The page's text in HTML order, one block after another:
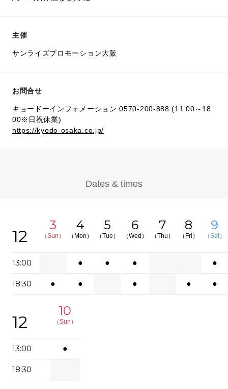
主催
サンライズプロモーション大阪
お問合せ
キョードーインフォメーション 0570-200-888 (11:00～18:
00※日祝休業)
https://kyodo-osaka.co.jp/
Dates & times
12
3
（Sun）
4
（Mon）
5
（Tue）
6
（Wed）
7
（Thu）
8
（Fri）
9
（Sat）
13:00 ● ● ● ●
18:30 ● ● ● ● ●
12
10
（Sun）
13:00 ●
18:30